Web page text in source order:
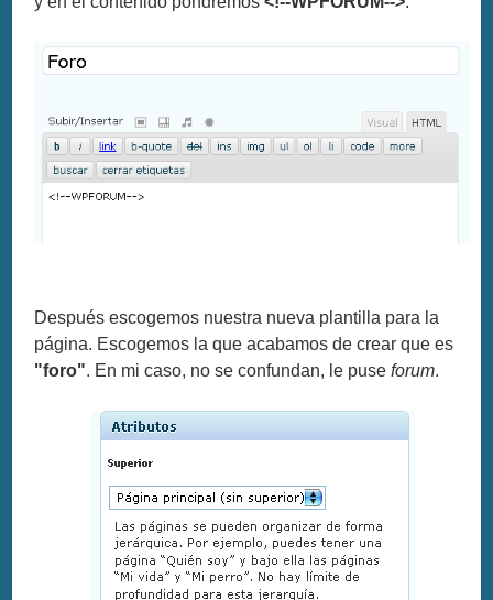
Después escogemos nuestra nueva plantilla para la
página. Escogemos la que acabamos de crear que es
"foro". En mi caso, no se confundan, le puseforum.